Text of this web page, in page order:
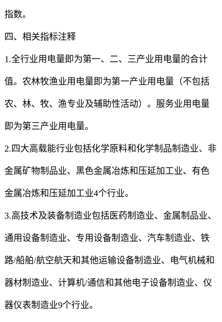
指数。
四、相关指标注释
1.全行业用电量即为第一、二、三产业用电量的合计
值。农林牧渔业用电量即为第一产业用电量（不包括
农、林、牧、渔专业及辅助性活动）。服务业用电量
即为第三产业用电量。
2.四大高载能行业包括化学原料和化学制品制造业、非
金属矿物制品业、黑色金属冶炼和压延加工业、有色
金属冶炼和压延加工业4个行业。
3.高技术及装备制造业包括医药制造业、金属制品业、
通用设备制造业、专用设备制造业、汽车制造业、铁
路/船舶/航空航天和其他运输设备制造业、电气机械和
器材制造业、计算机/通信和其他电子设备制造业、仪
器仪表制造业9个行业。